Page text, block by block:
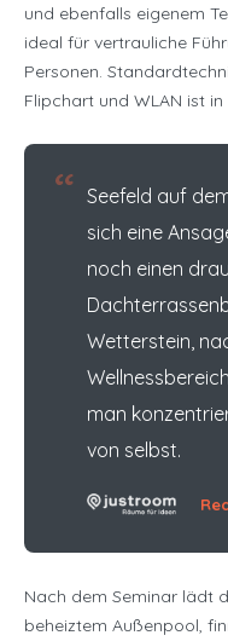
und ebenfalls eigenem
ideal für vertrauliche
Personen.
Flipchart und WLAN ist
“ Seefeld auf
sich eine
noch einen
Wetterstein,
man
von selbst.
Nach dem Seminar lädt
beheiztem Außenpool,